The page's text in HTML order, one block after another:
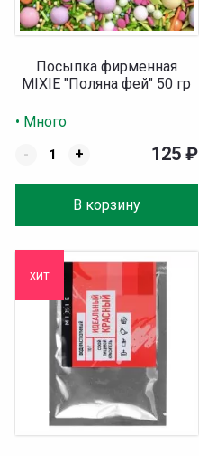
Посыпка фирменная
MIXIE "Поляна фей" 50 гр
• Много
-
+
В корзину
125 ₽
хит